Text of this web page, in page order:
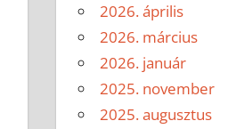
2026. április
2026. március
2026. január
2025. november
2025. augusztus